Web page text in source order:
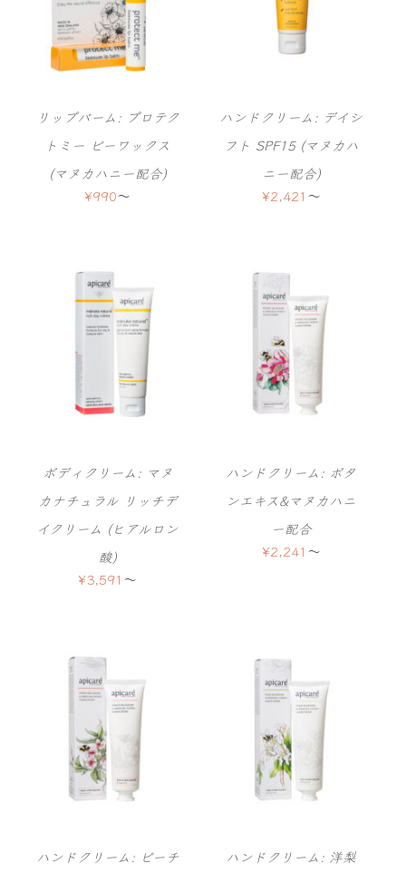
リップバーム: プロテク
トミー ビーワックス
(マヌカハニー配合)
¥990〜
ハンドクリーム: デイシ
フト SPF15 (マヌカハ
ニー配合)
¥2,421 〜
ボディクリーム: マヌ
カナチュラル リッチデ
イクリーム (ヒアルロン
酸)
¥3,591 〜
ハンドクリーム: ボタ
ンエキス&マヌカハニ
ー配合
¥2,241 〜
ハンドクリーム: ピーチ
ハンドクリーム: 洋梨